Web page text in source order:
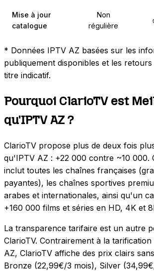
Mise à jour
catalogue
Non
régulière
* Données IPTV AZ basées sur les
publiquement disponibles et les
titre indicatif.
Pourquoi ClarioTV est
qu'IPTV AZ ?
ClarioTV propose plus de deux fois
qu'IPTV AZ : +22 000 contre ~10 000.
inclut toutes les chaînes françaises
payantes), les chaînes sportives
arabes et internationales, ainsi qu'un
+160 000 films et séries en HD, 4K et
La transparence tarifaire est un autre
ClarioTV. Contrairement à la
AZ, ClarioTV affiche des prix clairs
Bronze (22,99€/3 mois), Silver